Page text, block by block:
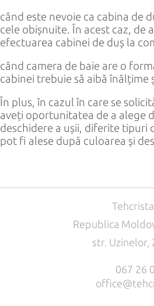
când este nevoie ca cabina de
cele obișnuite. În acest caz, de
efectuarea cabinei de duș la
când camera de baie are o
cabinei trebuie să aibă
În plus, în cazul în care se
aveți oportunitatea de a alege
deschidere a ușii, diferite tipuri
pot fi alese după culoarea și
Republica
str. Uzinelor,
067 26